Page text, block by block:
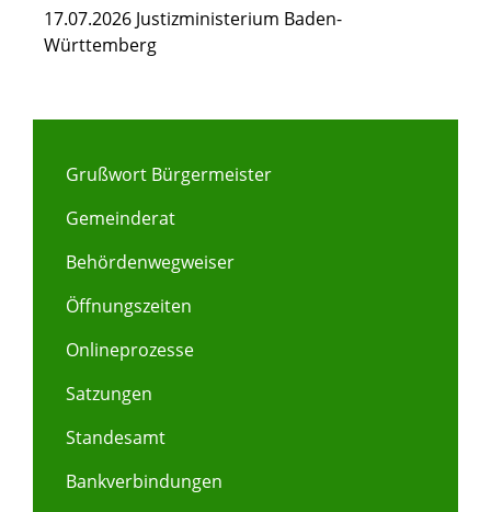
17.07.2026 Justizministerium Baden-
Württemberg
Grußwort Bürgermeister
Gemeinderat
Behördenwegweiser
Öffnungszeiten
Onlineprozesse
Satzungen
Standesamt
Bankverbindungen